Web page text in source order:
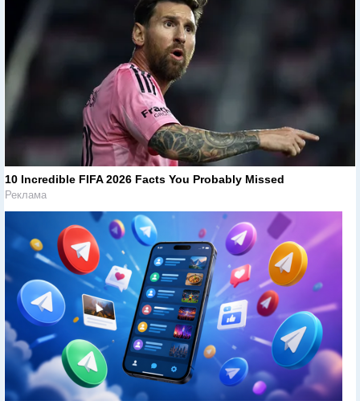
10 Incredible FIFA 2026 Facts You Probably Missed
Реклама